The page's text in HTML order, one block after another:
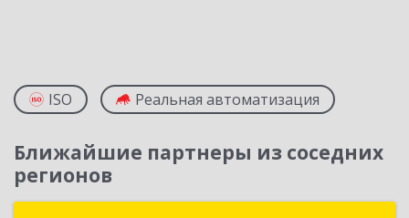
ISO Реальная автоматизация
Ближайшие партнеры из соседних
регионов